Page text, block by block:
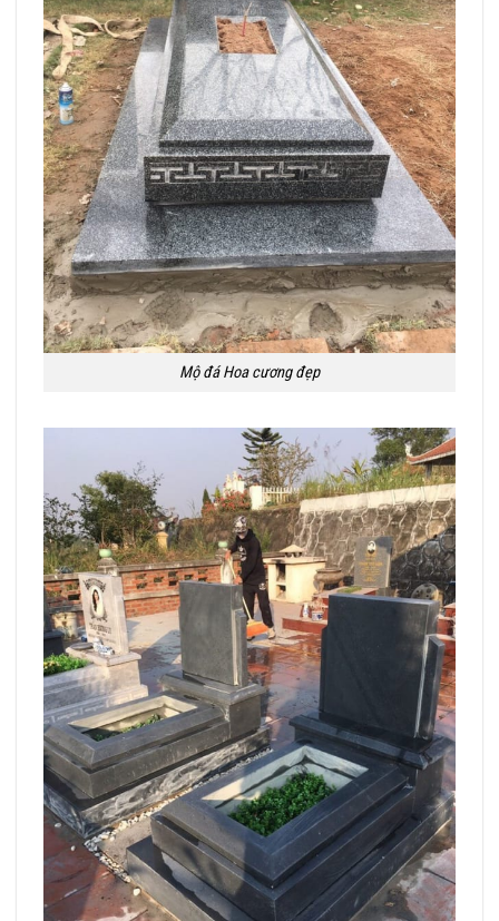
Mộ đá Hoa cương đẹp